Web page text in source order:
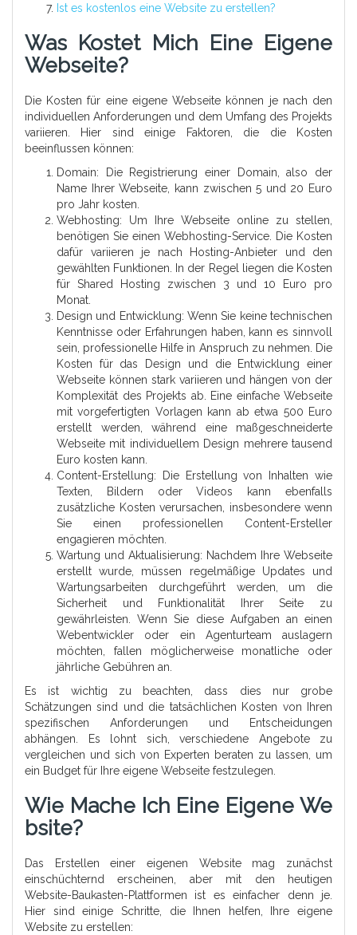
Ist es kostenlos eine Website zu erstellen?
Was Kostet Mich Eine Eigene
Webseite?
Die Kosten für eine eigene Webseite können je nach den
individuellen Anforderungen und dem Umfang des Projekts
variieren. Hier sind einige Faktoren, die die Kosten
beeinflussen können:
Domain: Die Registrierung einer Domain, also der
Name Ihrer Webseite, kann zwischen 5 und 20 Euro
pro Jahr kosten.
Webhosting: Um Ihre Webseite online zu stellen,
benötigen Sie einen Webhosting-Service. Die Kosten
dafür variieren je nach Hosting-Anbieter und den
gewählten Funktionen. In der Regel liegen die Kosten
für Shared Hosting zwischen 3 und 10 Euro pro
Monat.
Design und Entwicklung: Wenn Sie keine technischen
Kenntnisse oder Erfahrungen haben, kann es sinnvoll
sein, professionelle Hilfe in Anspruch zu nehmen. Die
Kosten für das Design und die Entwicklung einer
Webseite können stark variieren und hängen von der
Komplexität des Projekts ab. Eine einfache Webseite
mit vorgefertigten Vorlagen kann ab etwa 500 Euro
erstellt werden, während eine maßgeschneiderte
Webseite mit individuellem Design mehrere tausend
Euro kosten kann.
Content-Erstellung: Die Erstellung von Inhalten wie
Texten, Bildern oder Videos kann ebenfalls
zusätzliche Kosten verursachen, insbesondere wenn
Sie einen professionellen Content-Ersteller
engagieren möchten.
Wartung und Aktualisierung: Nachdem Ihre Webseite
erstellt wurde, müssen regelmäßige Updates und
Wartungsarbeiten durchgeführt werden, um die
Sicherheit und Funktionalität Ihrer Seite zu
gewährleisten. Wenn Sie diese Aufgaben an einen
Webentwickler oder ein Agenturteam auslagern
möchten, fallen möglicherweise monatliche oder
jährliche Gebühren an.
Es ist wichtig zu beachten, dass dies nur grobe
Schätzungen sind und die tatsächlichen Kosten von Ihren
spezifischen Anforderungen und Entscheidungen
abhängen. Es lohnt sich, verschiedene Angebote zu
vergleichen und sich von Experten beraten zu lassen, um
ein Budget für Ihre eigene Webseite festzulegen.
Wie Mache Ich Eine Eigene We
Bsite?
Das Erstellen einer eigenen Website mag zunächst
einschüchternd erscheinen, aber mit den heutigen
Website-Baukasten-Plattformen ist es einfacher denn je.
Hier sind einige Schritte, die Ihnen helfen, Ihre eigene
Website zu erstellen: